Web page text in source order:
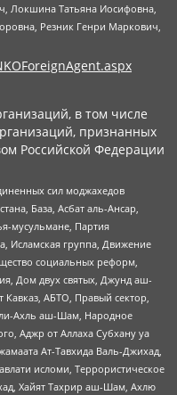
Локшина Татьяна Иосифовна,
Резник Генри Маркович,
в том числе
признанных
Российской Федерации
сил моджахедов
База, Асбат аль-Ансар,
мусульмане, Партия
Исламская группа, Движение
социальных реформ,
Дом двух святых, Джунд аш-
АБТО, Правый сектор,
ли-Ахль аш-Шам, Народное
Аджр от Аллаха Субхану уа
Ат-Тавхида Валь-Джихад,
исломи, Террористическое
Хайят Тахрир аш-Шам, Ахлю